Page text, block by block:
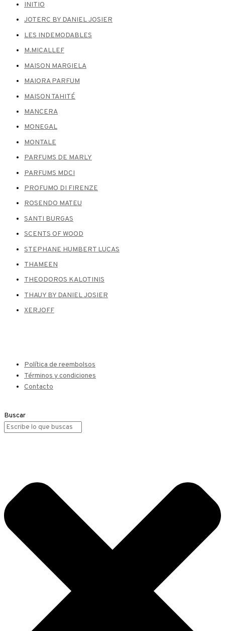
INITIO
JOTERC BY DANIEL JOSIER
LES INDEMODABLES
M.MICALLEF
MAISON MARGIELA
MAIORA PARFUM
MAISON TAHITÉ
MANCERA
MONEGAL
MONTALE
PARFUMS DE MARLY
PARFUMS MDCI
PROFUMO DI FIRENZE
ROSENDO MATEU
SANTI BURGAS
SCENTS OF WOOD
STEPHANE HUMBERT LUCAS
THAMEEN
THEODOROS KALOTINIS
THAUY BY DANIEL JOSIER
XERJOFF
Política de reembolsos
Términos y condiciones
Contacto
Buscar